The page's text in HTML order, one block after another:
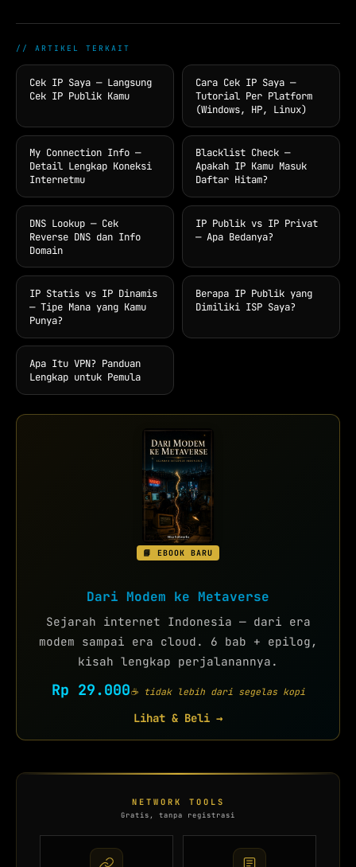
// ARTIKEL TERKAIT
Cek IP Saya — Langsung
Cek IP Publik Kamu
Cara Cek IP Saya —
Tutorial Per Platform
(Windows, HP, Linux)
My Connection Info —
Detail Lengkap Koneksi
Internetmu
Blacklist Check —
Apakah IP Kamu Masuk
Daftar Hitam?
DNS Lookup — Cek
Reverse DNS dan Info
Domain
IP Publik vs IP Privat
— Apa Bedanya?
IP Statis vs IP Dinamis
— Tipe Mana yang Kamu
Punya?
Berapa IP Publik yang
Dimiliki ISP Saya?
Apa Itu VPN? Panduan
Lengkap untuk Pemula
📘 EBOOK BARU
Dari Modem ke Metaverse
Sejarah internet Indonesia — dari era
modem sampai era cloud. 6 bab + epilog,
kisah lengkap perjalanannya.
Rp 29.000☕ tidak lebih dari segelas kopi
Lihat & Beli →
NETWORK TOOLS
Gratis, tanpa registrasi